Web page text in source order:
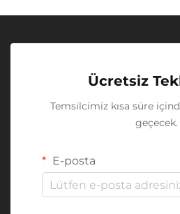
Ücretsiz
Temsilcimiz kısa süre
geçecek.
E-posta